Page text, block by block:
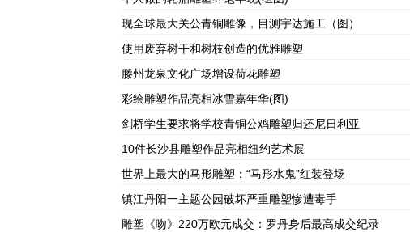
现全球最大关公青铜雕像，目测宇达施工（图）
使用废弃树干和树枝创造的优雅雕塑
滕州龙泉文化广场增设荷花雕塑
彩绘雕塑作品亮相冰雪嘉年华(图)
剑桥学生要求将学校青铜公鸡雕塑归还尼日利亚
10件长沙县雕塑作品亮相纽约艺术展
世界上最大的马形雕塑：“马形水鬼”红装登场
镇江丹阳一主题公园破坏严重雕塑惨遭毒手
雕塑《吻》220万欧元成交：罗丹身后最高成交纪录